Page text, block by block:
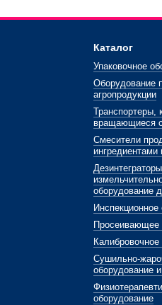
Каталог
Упаковочное
Оборудование
агропродукции
Транспортеры,
вращающиеся
Смесители
ингредиентами
оборудование
Просеивающее
Сушильно-
оборудование
оборудование